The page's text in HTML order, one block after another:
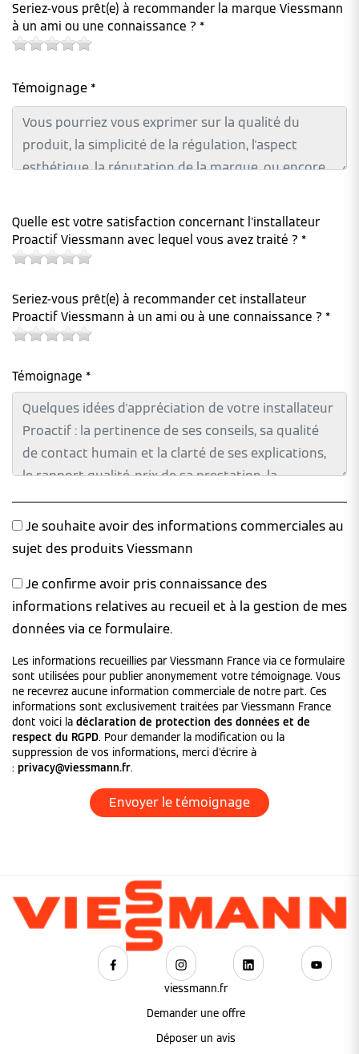
Seriez-vous prêt(e) à recommander la marque Viessmann
à un ami ou une connaissance ? *
Témoignage *
Quelle est votre satisfaction concernant l'installateur
Proactif Viessmann avec lequel vous avez traité ? *
Seriez-vous prêt(e) à recommander cet installateur
Proactif Viessmann à un ami ou à une connaissance ? *
Témoignage *
Je souhaite avoir des informations commerciales au
sujet des produits Viessmann
Je confirme avoir pris connaissance des
informations relatives au recueil et à la gestion de mes
données via ce formulaire.
Les informations recueillies par Viessmann France via ce formulaire
sont utilisées pour publier anonymement votre témoignage. Vous
ne recevrez aucune information commerciale de notre part. Ces
informations sont exclusivement traitées par Viessmann France
dont voici la déclaration de protection des données et de
respect du RGPD. Pour demander la modification ou la
suppression de vos informations, merci d'écrire à
: privacy@viessmann.fr.
viessmann.fr
Demander une offre
Déposer un avis